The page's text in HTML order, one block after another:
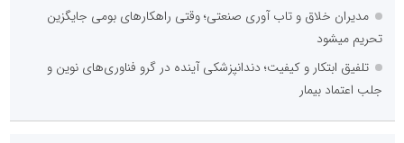
مدیران خلاق و تاب آوری صنعتی؛ وقتی راهکارهای بومی جایگزین
تحریم میشود
تلفیق ابتکار و کیفیت؛ دندانپزشکی آینده در گرو فناوری‌های نوین و
جلب اعتماد بیمار